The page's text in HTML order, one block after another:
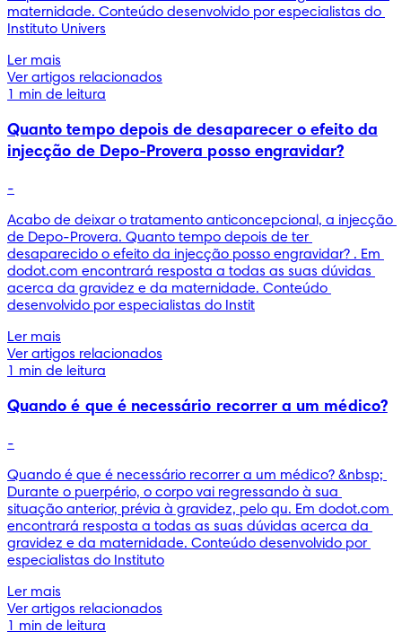
maternidade. Conteúdo desenvolvido por especialistas do
Instituto Univers
Ler mais
Ver artigos relacionados
1 min de leitura
Quanto tempo depois de desaparecer o efeito da
injecção de Depo-Provera posso engravidar?
-
Acabo de deixar o tratamento anticoncepcional, a injecção
de Depo-Provera. Quanto tempo depois de ter
desaparecido o efeito da injecção posso engravidar? . Em
dodot.com encontrará resposta a todas as suas dúvidas
acerca da gravidez e da maternidade. Conteúdo
desenvolvido por especialistas do Instit
Ler mais
Ver artigos relacionados
1 min de leitura
Quando é que é necessário recorrer a um médico?
-
Quando é que é necessário recorrer a um médico? &nbsp;
Durante o puerpério, o corpo vai regressando à sua
situação anterior, prévia à gravidez, pelo qu. Em dodot.com
encontrará resposta a todas as suas dúvidas acerca da
gravidez e da maternidade. Conteúdo desenvolvido por
especialistas do Instituto
Ler mais
Ver artigos relacionados
1 min de leitura